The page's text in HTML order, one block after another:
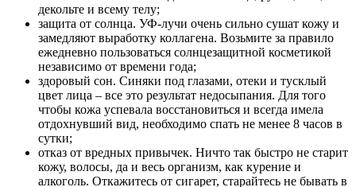
декольте и всему телу;
защита от солнца. УФ-лучи очень сильно сушат кожу и
замедляют выработку коллагена. Возьмите за правило
ежедневно пользоваться солнцезащитной косметикой
независимо от времени года;
здоровый сон. Синяки под глазами, отеки и тусклый
цвет лица – все это результат недосыпания. Для того
чтобы кожа успевала восстановиться и всегда имела
отдохнувший вид, необходимо спать не менее 8 часов в
сутки;
отказ от вредных привычек. Ничто так быстро не старит
кожу, волосы, да и весь организм, как курение и
алкоголь. Откажитесь от сигарет, старайтесь не бывать в